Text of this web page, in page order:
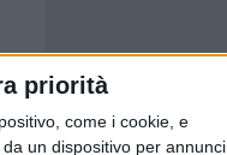
priorità
come i cookie, e
un dispositivo per annunci